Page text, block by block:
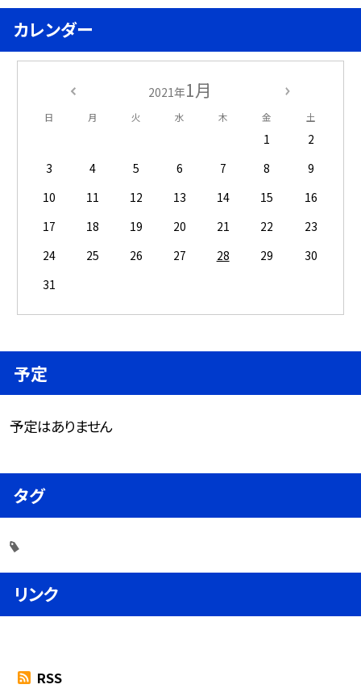
カレンダー
2021年1月
日 月 火 水 木 金 土
1
2
3
4 5 6 7 8
9
10
11 12 13 14 15
16
17
18 19 20 21 22
23
24
25 26 27 28 29
30
31
予定
予定はありません
タグ
リンク
RSS